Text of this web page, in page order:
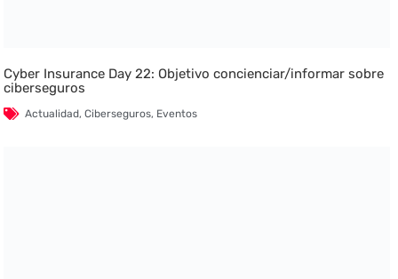
Cyber Insurance Day 22: Objetivo concienciar/informar sobre
ciberseguros
Actualidad,Ciberseguros, Eventos